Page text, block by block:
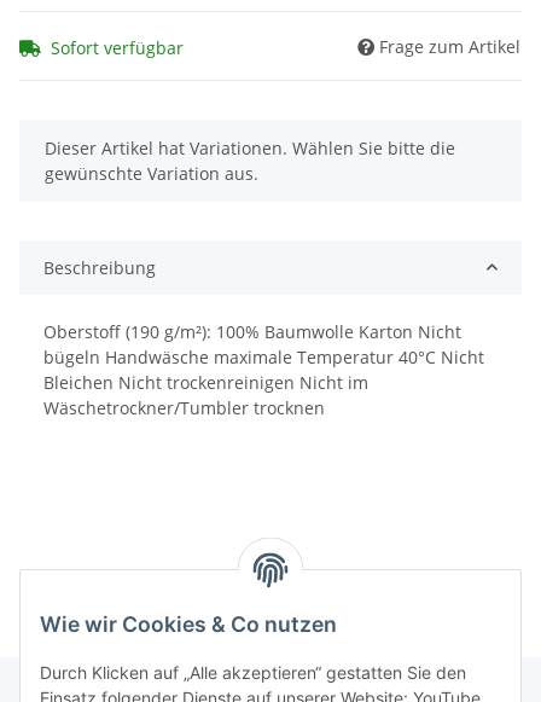
Sofort verfügbar Frage zum Artikel
x
Dieser Artikel hat Variationen. Wählen Sie bitte die
gewünschte Variation aus.
Beschreibung
Oberstoff (190 g/m²): 100% Baumwolle Karton Nicht
bügeln Handwäsche maximale Temperatur 40°C Nicht
Bleichen Nicht trockenreinigen Nicht im
Wäschetrockner/Tumbler trocknen
Wie wir Cookies & Co nutzen
Durch Klicken auf „Alle akzeptieren“ gestatten Sie den